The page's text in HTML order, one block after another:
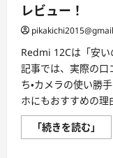
レビュー！
Redmi 12Cは「安
記事では、実際の口
ち・カメラの使い勝
ホにもおすすめの理
「続きを読む」
12C